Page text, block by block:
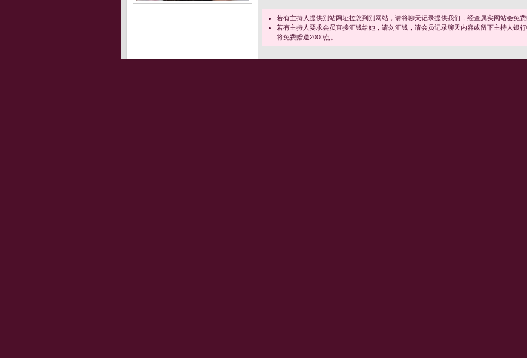
若有主持人提供别站网址拉您到别网站，请将聊天记录提供我们，经查属实网站会免费
若有主持人要求会员直接汇钱给她，请勿汇钱，请会员记录聊天内容或留下主持人银
将免费赠送2000点。